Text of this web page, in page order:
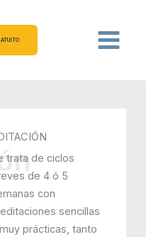
trata de ciclos
de 4 ó 5
con
sencillas
prácticas, tanto